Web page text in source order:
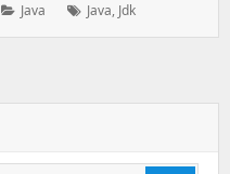
分
Java
标
Java, Jdk